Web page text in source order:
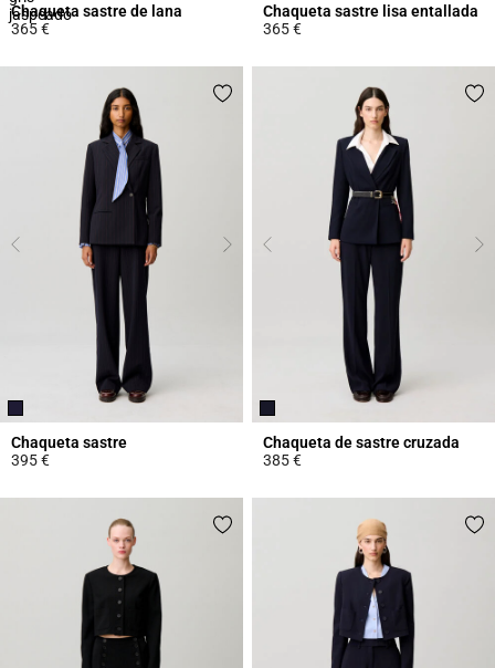
Chaqueta sastre de lana
365 €
Chaqueta sastre lisa entallada
365 €
Chaqueta sastre
395 €
Chaqueta de sastre cruzada
385 €